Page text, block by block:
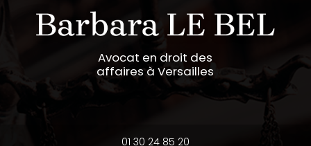
Avocat en droit des
affaires à Versailles
01 30 24 85 20